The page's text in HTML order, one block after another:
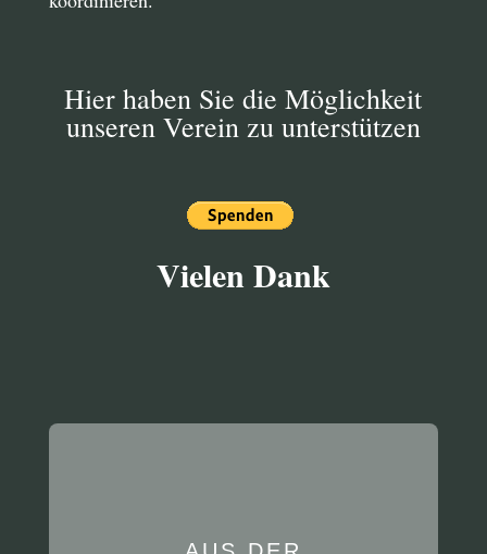
Hier haben Sie die Möglichkeit
unseren Verein zu unterstützen
Vielen Dank